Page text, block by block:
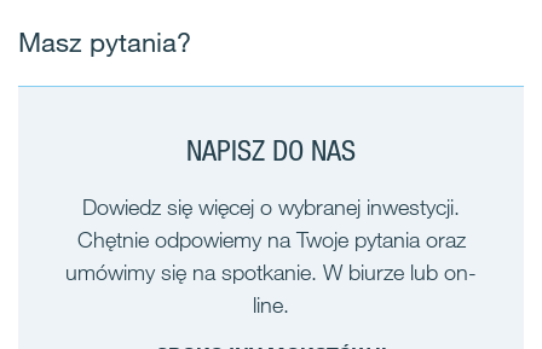
Masz pytania?
NAPISZ DO NAS
Dowiedz się więcej o wybranej inwestycji.
Chętnie odpowiemy na Twoje pytania oraz
umówimy się na spotkanie. W biurze lub on-
line.